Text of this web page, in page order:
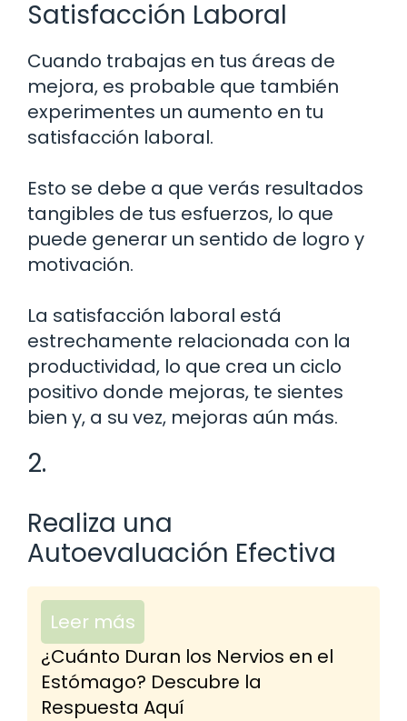
Satisfacción Laboral
Cuando trabajas en tus áreas de
mejora, es probable que también
experimentes un aumento en tu
satisfacción laboral.
Esto se debe a que verás resultados
tangibles de tus esfuerzos, lo que
puede generar un sentido de logro y
motivación.
La satisfacción laboral está
estrechamente relacionada con la
productividad, lo que crea un ciclo
positivo donde mejoras, te sientes
bien y, a su vez, mejoras aún más.
2.
Realiza una
Autoevaluación Efectiva
Leer más
¿Cuánto Duran los Nervios en el
Estómago? Descubre la
Respuesta Aquí